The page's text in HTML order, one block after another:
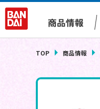
商品情報
TOP 商品情報